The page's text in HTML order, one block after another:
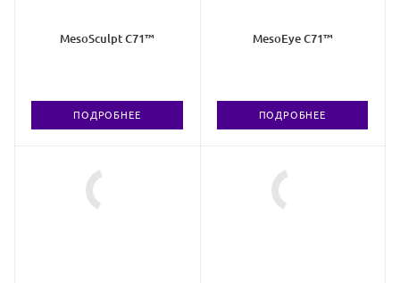
MesoSculpt C71™
ПОДРОБНЕЕ
MesoEye C71™
ПОДРОБНЕЕ